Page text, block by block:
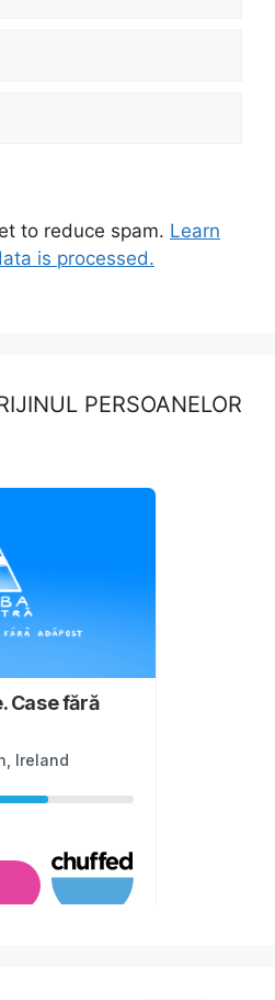
to reduce spam. Learn
is processed.
PERSOANELOR